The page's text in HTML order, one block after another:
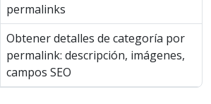
permalinks
Obtener detalles de categoría por
permalink: descripción, imágenes,
campos SEO